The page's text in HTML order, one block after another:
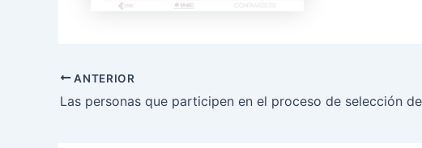
ANTERIOR